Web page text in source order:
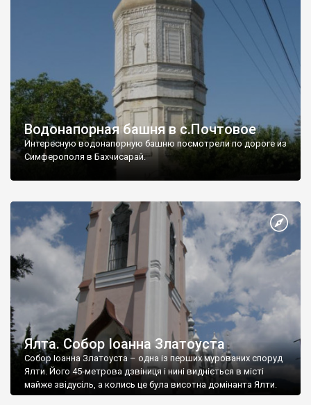
Водонапорная башня в с.Почтовое
Интересную водонапорную башню посмотрели по дороге из
Симферополя в Бахчисарай.
Ялта. Собор Іоанна Златоуста
Собор Іоанна Златоуста – одна із перших мурованих споруд
Ялти. Його 45-метрова дзвіниця і нині видніється в місті
майже звідусіль, а колись це була висотна домінанта Ялти.